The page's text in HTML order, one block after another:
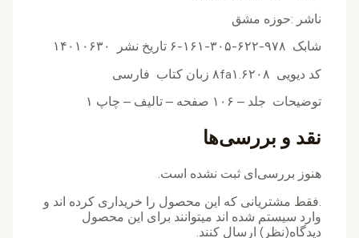
ناشر :حوزه مشق
شابک ۹۷۸-۶۲۲-۳۰۵-۱۶۱-۶ تاریخ نشر ۱۴۰۱۰۶۳۰
کد دیویی ۸fa۱.۶۲۰۸ زبان کتاب فارسی
توضیحات جلد – ۱۰۶ صفحه – تالیف – چاپ ۱
نقد و بررسی‌ها
هنوز بررسی‌ای ثبت نشده است.
.فقط مشتریانی که این محصول را خریداری کرده اند و
وارد سیستم شده اند میتوانند برای این محصول
دیدگاه(نظر) ارسال کنند.